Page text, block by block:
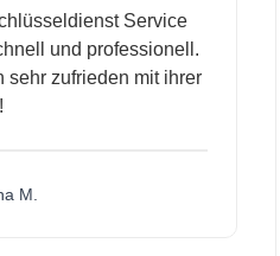
Service
und professionell.
zufrieden mit ihrer